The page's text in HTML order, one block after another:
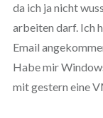
da ich ja nicht
arbeiten darf. Ich
Email
Habe mir
mit gestern eine